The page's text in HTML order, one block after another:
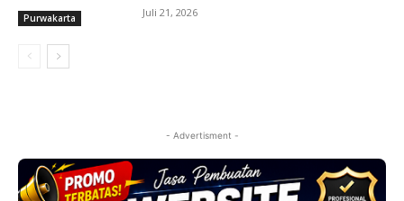
Purwakarta Juli 21, 2026
- Advertisment -